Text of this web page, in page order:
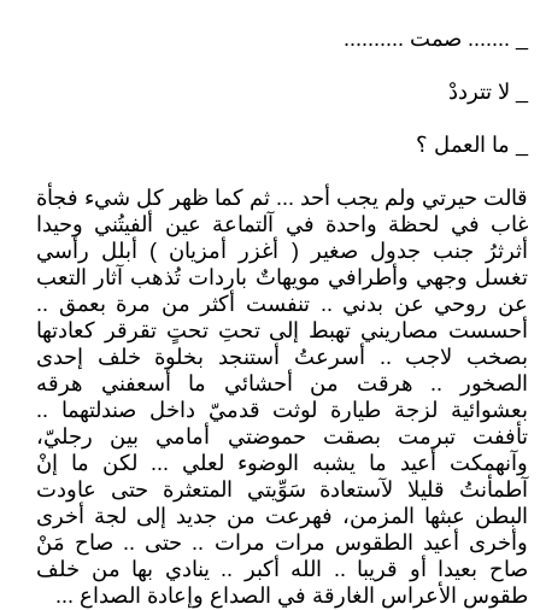
_ ....... صمت ..........
_ لا تترددْ
_ ما العمل ؟
قالت حيرتي ولم يجب أحد ... ثم كما ظهر كل شيء فجأة
غاب في لحظة واحدة في آلتماعة عين ألفيتُني وحيدا
أثرثرُ جنب جدول صغير ( أغزر أمزيان ) أبلل رأسي
تغسل وجهي وأطرافي مويهاتٌ باردات تُذهب آثار التعب
عن روحي عن بدني .. تنفست أكثر من مرة بعمق ..
أحسست مصاريني تهبط إلى تحتِ تحتٍ تقرقر كعادتها
بصخب لاجب .. أسرعتُ أستنجد بخلوة خلف إحدى
الصخور .. هرقت من أحشائي ما أسعفني هرقه
بعشوائية لزجة طيارة لوثت قدميّ داخل صندلتهما ..
تأففت تبرمت بصقت حموضتي أمامي بين رجليّ،
وآنهمكت أعيد ما يشبه الوضوء لعلي ... لكن ما إنْ
آطمأنتُ قليلا لآستعادة سَوِّيتي المتعثرة حتى عاودت
البطن عبثها المزمن، فهرعت من جديد إلى لجة أخرى
وأخرى أعيد الطقوس مرات مرات .. حتى .. صاح مَنْ
صاح بعيدا أو قريبا .. الله أكبر .. ينادي بها من خلف
طقوس الأعراس الغارقة في الصداع وإعادة الصداع ...